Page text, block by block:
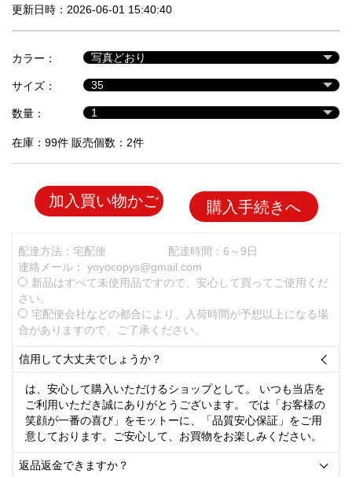
セ
ル
品
更新日時：2026-06-01 15:40:40
カラー：
サイズ：
数量：
在庫：99件 販売個数：2件
加入買い物かご 購入手続きへ
配達方法：宅配便
配達時間：6～9日
連絡メール： yoyocopys@gmail.com
新品はすべて未使用品ですので、安心して買ってご使用くだ
さい。
宅配便会社などの都合により、入荷時間が予想以上になる場
合がありますので、ご了承ください。
信用して大丈夫でしょうか？ 
は、安心して購入いただけるショップとして。 いつも当店を
ご利用いただき誠にありがとうございます。 では「お客様の
笑顔が一番の喜び」をモットーに、「品質安心保証」をご用
意しております。ご安心して、お買物をお楽しみください。
返品返金できますか？ 